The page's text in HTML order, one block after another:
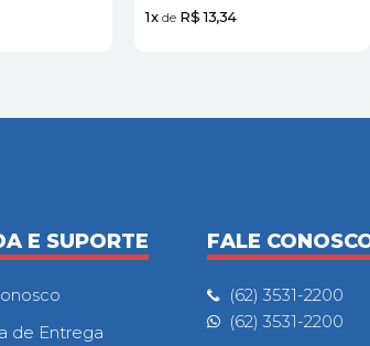
1x de R$ 13,34
E SUPORTE
de Entrega
FALE
(62) 3531-2200
(62) 3531-2200